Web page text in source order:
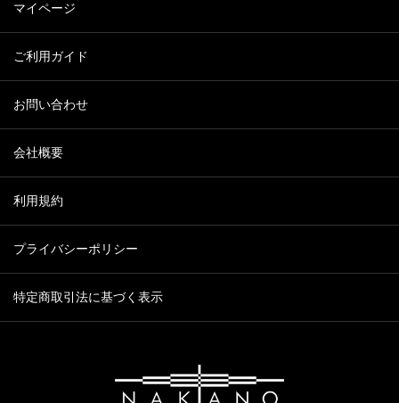
マイページ
ご利用ガイド
お問い合わせ
会社概要
利用規約
プライバシーポリシー
特定商取引法に基づく表示